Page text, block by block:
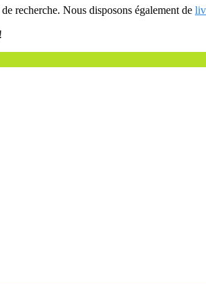
recherche. Nous disposons également de